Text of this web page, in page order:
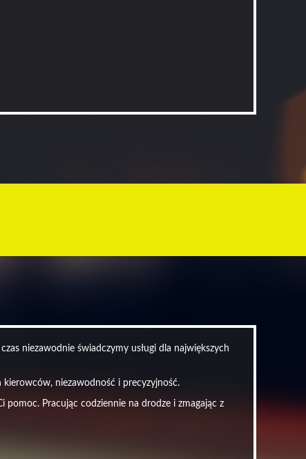
niezawodnie świadczymy usługi dla największych
kierowców, niezawodność i precyzyjność.
pomoc. Pracując codziennie na drodze i zmagając z